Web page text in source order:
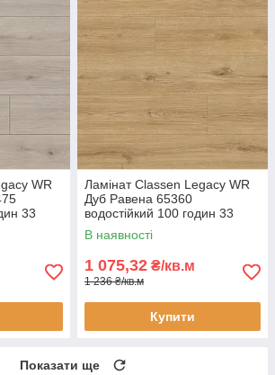
WR
33
Ламінат Classen Legacy WR
Дуб Равена 65360
водостійкий 100 годин 33
клас AC5 10 мм з фаскою
В наявності
1 075,32 ₴/кв.м
1 236 ₴/кв.м
Купити
Показати ще